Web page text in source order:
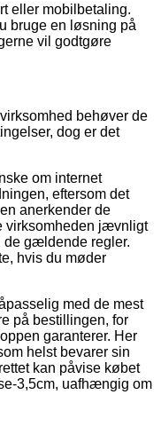
eller mobilbetaling.
bruge en løsning på
vil godtgøre
behøver de
dog er det
om internet
eftersom det
anerkender de
virksomheden jævnligt
de gældende regler.
hvis du møder
med de mest
på bestillingen, for
garanterer. Her
helst bevarer sin
kan påvise købet
3,5cm, uafhængig om